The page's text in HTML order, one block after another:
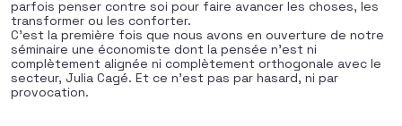
parfois penser contre soi pour faire avancer les choses, les
transformer ou les conforter.
C’est la première fois que nous avons en ouverture de notre
séminaire une économiste dont la pensée n’est ni
complètement alignée ni complètement orthogonale avec le
secteur, Julia Cagé. Et ce n’est pas par hasard, ni par
provocation.